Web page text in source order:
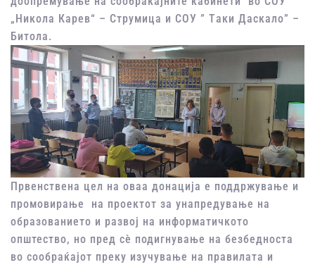
„Никола Карев“ – Струмица и СОУ ” Tаки Даскало” –
Битола.
Првенствена цел на оваа донација е поддржување и
промовирање на проектот за унапредување на
образованието и развој на информатичкото
општество, но пред сè подигнување на безбедноста
во сообраќајот преку изучување на правилата и